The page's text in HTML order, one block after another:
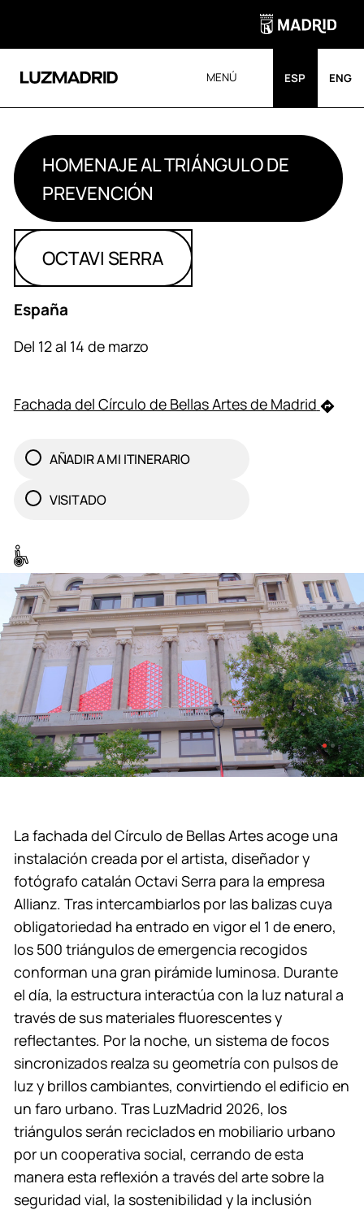
MENÚ ESP ENG
HOMENAJE AL TRIÁNGULO DE
PREVENCIÓN
OCTAVI SERRA
España
Del 12 al 14 de marzo
Fachada del Círculo de Bellas Artes de Madrid
AÑADIR A MI ITINERARIO
VISITADO
La fachada del Círculo de Bellas Artes acoge una
instalación creada por el artista, diseñador y
fotógrafo catalán Octavi Serra para la empresa
Allianz. Tras intercambiarlos por las balizas cuya
obligatoriedad ha entrado en vigor el 1 de enero,
los 500 triángulos de emergencia recogidos
conforman una gran pirámide luminosa. Durante
el día, la estructura interactúa con la luz natural a
través de sus materiales fluorescentes y
reflectantes. Por la noche, un sistema de focos
sincronizados realza su geometría con pulsos de
luz y brillos cambiantes, convirtiendo el edificio en
un faro urbano. Tras LuzMadrid 2026, los
triángulos serán reciclados en mobiliario urbano
por un cooperativa social, cerrando de esta
manera esta reflexión a través del arte sobre la
seguridad vial, la sostenibilidad y la inclusión